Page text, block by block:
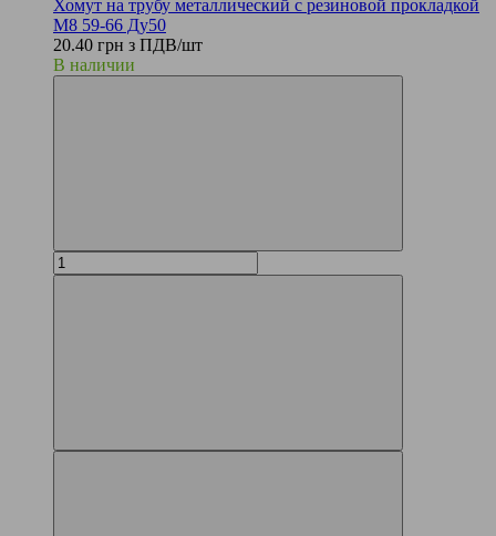
Хомут на трубу металлический с резиновой прокладкой
М8 59-66 Ду50
20.40 грн з ПДВ/шт
В наличии